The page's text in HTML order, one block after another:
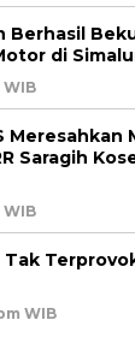
Berhasil
di
WIB
Meresahkan
Saragih
WIB
WIB